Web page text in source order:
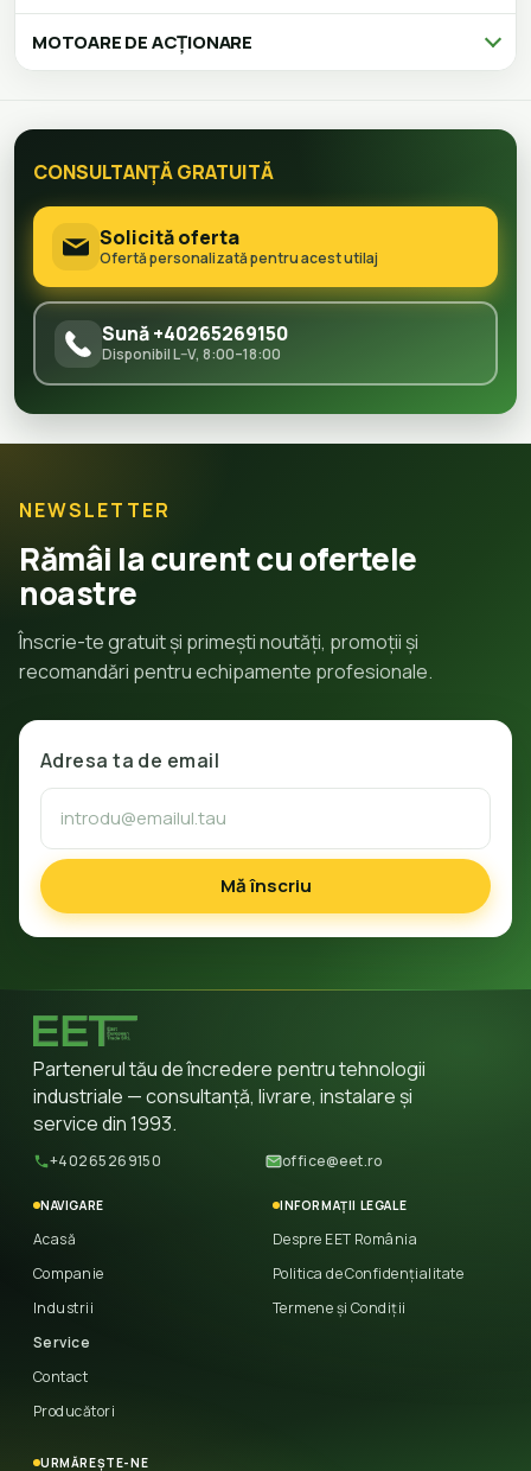
MOTOARE DE ACȚIONARE
CONSULTANȚĂ GRATUITĂ
Solicită oferta
Ofertă personalizată pentru acest utilaj
Sună +40265269150
Disponibil L–V, 8:00–18:00
NEWSLETTER
Rămâi la curent cu ofertele
noastre
Înscrie-te gratuit și primești noutăți, promoții și
recomandări pentru echipamente profesionale.
Adresa ta de email
Mă înscriu
Partenerul tău de încredere pentru tehnologii
industriale — consultanță, livrare, instalare și
service din 1993.
+40265269150 office@eet.ro
NAVIGARE
Acasă
Companie
Industrii
Service
Contact
Producători
INFORMAȚII LEGALE
Despre EET România
Politica de Confidențialitate
Termene și Condiții
URMĂREȘTE-NE